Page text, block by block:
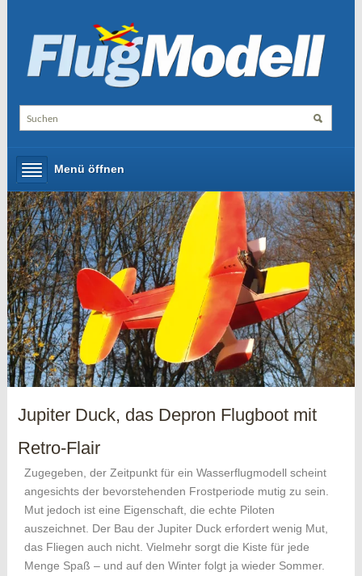
Menü öffnen
Jupiter Duck, das Depron Flugboot mit
Retro-Flair
Zugegeben, der Zeitpunkt für ein Wasserflugmodell scheint
angesichts der bevorstehenden Frostperiode mutig zu sein.
Mut jedoch ist eine Eigenschaft, die echte Piloten
auszeichnet. Der Bau der Jupiter Duck erfordert wenig Mut,
das Fliegen auch nicht. Vielmehr sorgt die Kiste für jede
Menge Spaß – und auf den Winter folgt ja wieder Sommer.